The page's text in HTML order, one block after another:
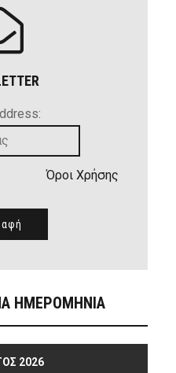
Όροι Χρήσης
ΗΜΕΡΟΜΗΝΙΑ
2026